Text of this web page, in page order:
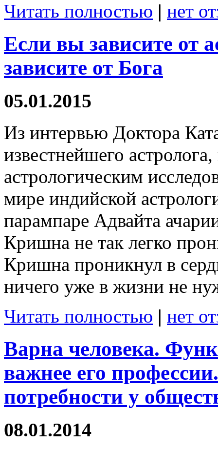
Читать полностью | нет
Если вы зависите от
зависите от Бога
05.01.2015
Из интервью Доктора
известнейшего
астрологическим
мире индийской
парампаре Адвайта
Кришна не так легко
Кришна проникнул в
ничего уже в жизни не
Читать полностью | нет
Варна человека.
важнее его
потребности у
08.01.2014